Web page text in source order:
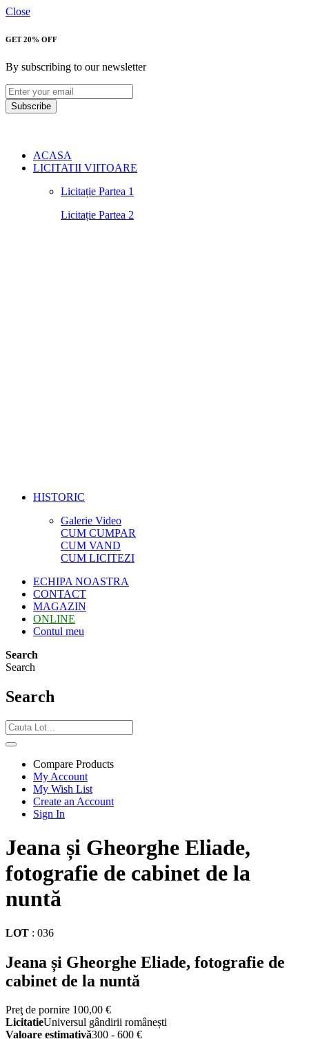
Close
GET 20% OFF
By subscribing to our newsletter
Subscribe
ACASA
LICITATII VIITOARE
Licitație Partea 1
Licitație Partea 2
HISTORIC
Galerie Video
CUM CUMPAR
CUM VAND
CUM LICITEZI
ECHIPA NOASTRA
CONTACT
MAGAZIN
ONLINE
Contul meu
Search
Search
Search
Compare Products
My Account
My Wish List
Create an Account
Sign In
Jeana și Gheorghe Eliade,
fotografie de cabinet de la
nuntă
LOT : 036
Jeana și Gheorghe Eliade, fotografie de
cabinet de la nuntă
Preţ de pornire 100,00 €
LicitatieUniversul gândirii românești
Valoare estimativă300 - 600 €